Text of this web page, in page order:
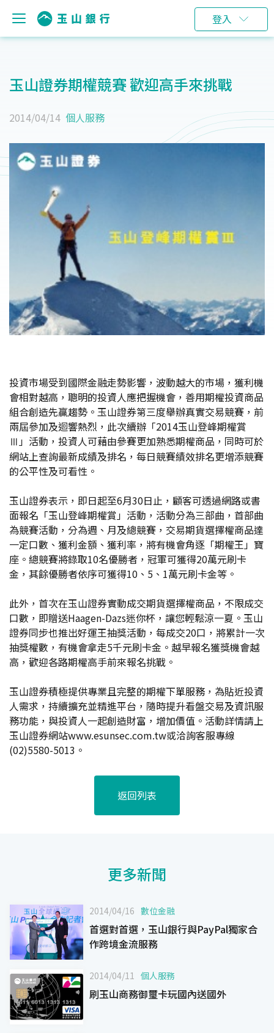
登入
玉山證券期權競賽 歡迎高手來挑戰
2014/04/14 個人服務
投資市場受到國際金融走勢影響，波動越大的市場，獲利機
會相對越高，聰明的投資人應把握機會，善用期權投資商品
組合創造先贏趨勢。玉山證券第三度舉辦真實交易競賽，前
兩屆參加及迴響熱烈，此次續辦「2014玉山登峰期權賞
Ⅲ」活動，投資人可藉由參賽更加熟悉期權商品，同時可於
網站上查詢最新成績及排名，每日競賽績效排名更增添競賽
的公平性及可看性。
玉山證券表示，即日起至6月30日止，顧客可透過網路或書
面報名「玉山登峰期權賞」活動，活動分為三部曲，首部曲
為競賽活動，分為週、月及總競賽，交易期貨選擇權商品達
一定口數、獲利金額、獲利率，將有機會角逐「期權王」寶
座。總競賽將錄取10名優勝者，冠軍可獲得20萬元刷卡
金，其餘優勝者依序可獲得10、5、1萬元刷卡金等。
此外，首次在玉山證券實動成交期貨選擇權商品，不限成交
口數，即贈送Haagen-Dazs迷你杯，讓您輕鬆涼一夏。玉山
證券同步也推出好運王抽獎活動，每成交20口，將累計一次
抽獎權數，有機會拿走5千元刷卡金。越早報名獲獎機會越
高，歡迎各路期權高手前來報名挑戰。
玉山證券積極提供專業且完整的期權下單服務，為貼近投資
人需求，持續擴充並精進平台，隨時提升看盤交易及資訊服
務功能，與投資人一起創造財富，增加價值。活動詳情請上
玉山證券網站www.esunsec.com.tw或洽詢客服專線
(02)5580-5013。
返回列表
更多新聞
2014/04/16 數位金融
首選對首選，玉山銀行與PayPal獨家合
作跨境金流服務
2014/04/11 個人服務
刷玉山商務御璽卡玩國內送國外